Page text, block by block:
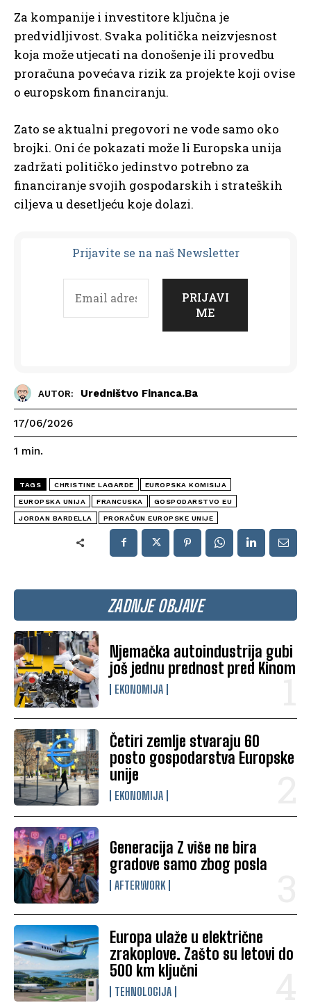
ZADNJE OBJAVE
Njemačka autoindustrija gubi
još jednu prednost pred Kinom
EKONOMIJA
Četiri zemlje stvaraju 60
posto gospodarstva Europske
unije
EKONOMIJA
Generacija Z više ne bira
gradove samo zbog posla
AFTERWORK
Europa ulaže u električne
zrakoplove. Zašto su letovi do
500 km ključni
TEHNOLOGIJA
Za kompanije i investitore ključna je
predvidljivost. Svaka politička neizvjesnost
koja može utjecati na donošenje ili provedbu
proračuna povećava rizik za projekte koji ovise
o europskom financiranju.
Zato se aktualni pregovori ne vode samo oko
brojki. Oni će pokazati može li Europska unija
zadržati političko jedinstvo potrebno za
financiranje svojih gospodarskih i strateških
ciljeva u desetljeću koje dolazi.
Prijavite se na naš Newsletter
AUTOR: Uredništvo Financa.ba
17/06/2026
1 min.
TAGS CHRISTINE LAGARDE EUROPSKA KOMISIJA
EUROPSKA UNIJA FRANCUSKA GOSPODARSTVO EU
JORDAN BARDELLA PRORAČUN EUROPSKE UNIJE